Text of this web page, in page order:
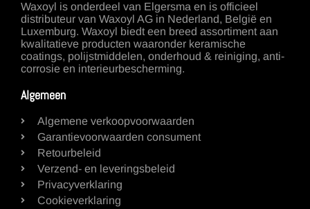
Waxoyl is onderdeel van Elgersma en is officieel
distributeur van Waxoyl AG in Nederland, België en
Luxemburg. Waxoyl biedt een breed assortiment aan
kwalitatieve producten waaronder keramische
coatings, polijstmiddelen, onderhoud & reiniging, anti-
corrosie en interieurbescherming.
Algemeen
Algemene verkoopvoorwaarden
Garantievoorwaarden consument
Retourbeleid
Verzend- en leveringsbeleid
Privacyverklaring
Cookieverklaring